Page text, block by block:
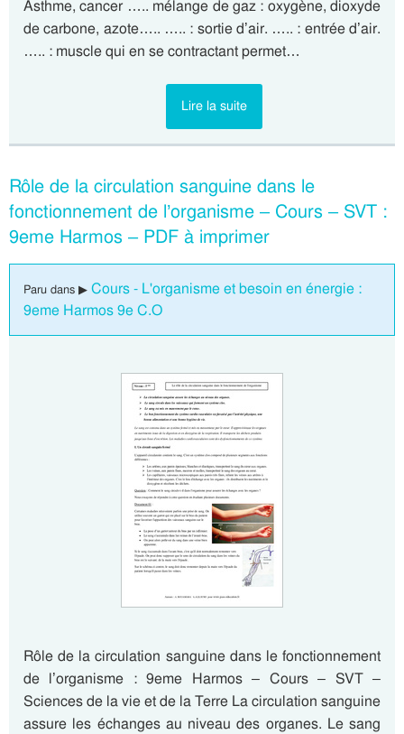
Asthme, cancer ….. mélange de gaz : oxygène, dioxyde
de carbone, azote….. ….. : sortie d’air. ….. : entrée d’air.
….. : muscle qui en se contractant permet…
Lire la suite
Rôle de la circulation sanguine dans le
fonctionnement de l’organisme – Cours – SVT :
9eme Harmos – PDF à imprimer
Paru dans ▶ Cours - L'organisme et besoin en énergie :
9eme Harmos 9e C.O
Rôle de la circulation sanguine dans le fonctionnement
de l’organisme : 9eme Harmos – Cours – SVT –
Sciences de la vie et de la Terre La circulation sanguine
assure les échanges au niveau des organes. Le sang